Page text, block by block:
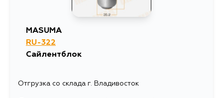
846
17 августа
MASUMA
RU-322
Сайлентблок
Отгрузка со склада г. Владивосток